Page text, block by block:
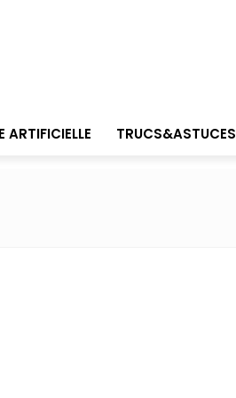
ARTIFICIELLE TRUCS&ASTUCES